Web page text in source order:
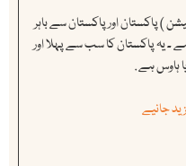
) پاکستان اور پاکستان سے باہر
۔ یہ پاکستان کا سب سے پہلا اور
ہاوس ہے .
جانیے